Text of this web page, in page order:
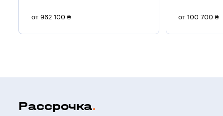
от 962 100 ₴ от 100 700 ₴
Рассрочка